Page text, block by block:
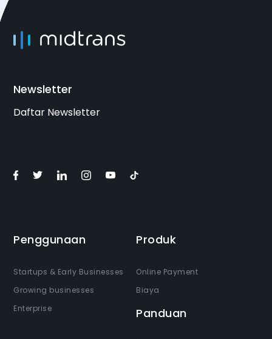
Newsletter
Daftar Newsletter
Penggunaan
Startups & Early Businesses
Growing businesses
Enterprise
Produk
Online Payment
Biaya
Panduan